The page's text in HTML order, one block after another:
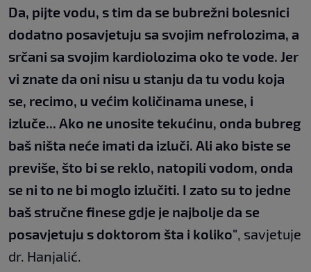
Da, pijte vodu, s tim da se bubrežni bolesnici
dodatno posavjetuju sa svojim nefrolozima, a
srčani sa svojim kardiolozima oko te vode. Jer
vi znate da oni nisu u stanju da tu vodu koja
se, recimo, u većim količinama unese, i
izluče... Ako ne unosite tekućinu, onda bubreg
baš ništa neće imati da izluči. Ali ako biste se
previše, što bi se reklo, natopili vodom, onda
se ni to ne bi moglo izlučiti. I zato su to jedne
baš stručne finese gdje je najbolje da se
posavjetuju s doktorom šta i koliko", savjetuje
dr. Hanjalić.